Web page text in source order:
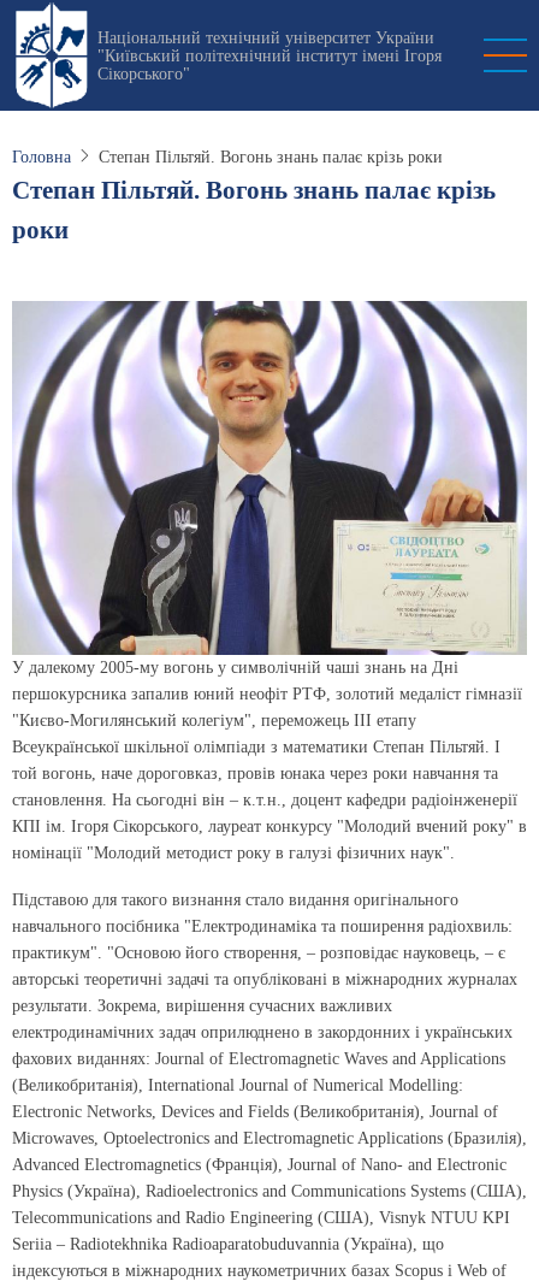
Перейти
основного
вмісту
Національний технічний університет України
"Київський політехнічний інститут імені Ігоря
Сікорського"
Головна Степан Пільтяй. Вогонь знань палає крізь роки
Степан Пільтяй. Вогонь знань палає крізь
роки
У далекому 2005-му вогонь у символічній чаші знань на Дні
першокурсника запалив юний неофіт РТФ, золотий медаліст гімназії
"Києво-Могилянський колегіум", переможець III етапу
Всеукраїнської шкільної олімпіади з математики Степан Пільтяй. І
той вогонь, наче дороговказ, провів юнака через роки навчання та
становлення. На сьогодні він – к.т.н., доцент кафедри радіоінженерії
КПІ ім. Ігоря Сікорського, лауреат конкурсу "Молодий вчений року" в
номінації "Молодий методист року в галузі фізичних наук".
Підставою для такого визнання стало видання оригінального
навчального посібника "Електродинаміка та поширення радіохвиль:
практикум". "Основою його створення, – розповідає науковець, – є
авторські теоретичні задачі та опубліковані в міжнародних журналах
результати. Зокрема, вирішення сучасних важливих
електродинамічних задач оприлюднено в закордонних і українських
фахових виданнях: Journal of Electromagnetic Waves and Applications
(Великобританія), International Journal of Numerical Modelling:
Electronic Networks, Devices and Fields (Великобританія), Journal of
Microwaves, Optoelectronics and Electromagnetic Applications (Бразилія),
Advanced Electromagnetics (Франція), Journal of Nano- and Electronic
Physics (Україна), Radioelectronics and Communications Systems (США),
Telecommunications and Radio Engineering (США), Visnyk NTUU KPI
Seriia – Radiotekhnika Radioaparatobuduvannia (Україна), що
індексуються в міжнародних наукометричних базах Scopus і Web of